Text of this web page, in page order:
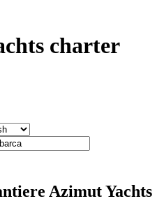
charter
Azimut Yachts